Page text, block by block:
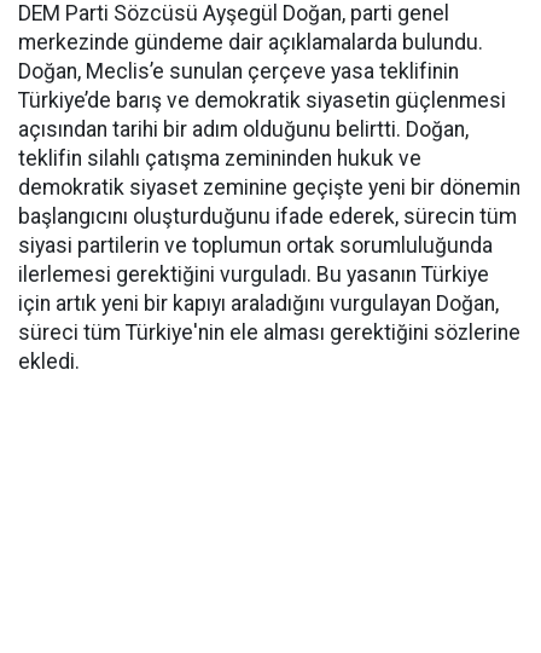
DEM Parti Sözcüsü Ayşegül Doğan, parti genel
merkezinde gündeme dair açıklamalarda bulundu.
Doğan, Meclis’e sunulan çerçeve yasa teklifinin
Türkiye’de barış ve demokratik siyasetin güçlenmesi
açısından tarihi bir adım olduğunu belirtti. Doğan,
teklifin silahlı çatışma zemininden hukuk ve
demokratik siyaset zeminine geçişte yeni bir dönemin
başlangıcını oluşturduğunu ifade ederek, sürecin tüm
siyasi partilerin ve toplumun ortak sorumluluğunda
ilerlemesi gerektiğini vurguladı. Bu yasanın Türkiye
için artık yeni bir kapıyı araladığını vurgulayan Doğan,
süreci tüm Türkiye'nin ele alması gerektiğini sözlerine
ekledi.